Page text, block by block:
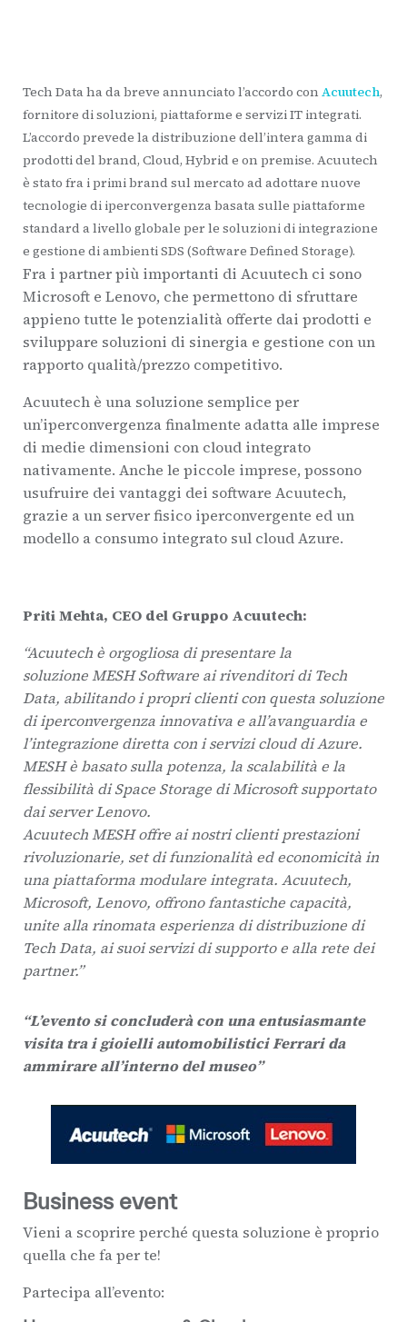
Tech Data ha da breve annunciato l’accordo con Acuutech,
fornitore di soluzioni, piattaforme e servizi IT integrati.
L’accordo prevede la distribuzione dell’intera gamma di
prodotti del brand, Cloud, Hybrid e on premise. Acuutech
è stato fra i primi brand sul mercato ad adottare nuove
tecnologie di iperconvergenza basata sulle piattaforme
standard a livello globale per le soluzioni di integrazione
e gestione di ambienti SDS (Software Defined Storage).
Fra i partner più importanti di Acuutech ci sono
Microsoft e Lenovo, che permettono di sfruttare
appieno tutte le potenzialità offerte dai prodotti e
sviluppare soluzioni di sinergia e gestione con un
rapporto qualità/prezzo competitivo.
Acuutech è una soluzione semplice per
un’iperconvergenza finalmente adatta alle imprese
di medie dimensioni con cloud integrato
nativamente. Anche le piccole imprese, possono
usufruire dei vantaggi dei software Acuutech,
grazie a un server fisico iperconvergente ed un
modello a consumo integrato sul cloud Azure.
Priti Mehta, CEO del Gruppo Acuutech:​
“Acuutech è orgogliosa di presentare la
soluzione MESH Software ai rivenditori di Tech
Data, abilitando i propri clienti con questa soluzione
di iperconvergenza innovativa e all’avanguardia e
l’integrazione diretta con i servizi cloud di Azure.
MESH è basato sulla potenza, la scalabilità e la
flessibilità di Space Storage di Microsoft supportato
dai server Lenovo.
Acuutech MESH offre ai nostri clienti prestazioni
rivoluzionarie, set di funzionalità ed economicità in
una piattaforma modulare integrata. Acuutech,
Microsoft, Lenovo, offrono fantastiche capacità,
unite alla rinomata esperienza di distribuzione di
Tech Data, ai suoi servizi di supporto e alla rete dei
partner.”
“L’evento si concluderà con una entusiasmante
visita tra i gioielli automobilistici Ferrari da
ammirare all’interno del museo”
Business event
Vieni a scoprire perché questa soluzione è proprio
quella che fa per te!
Partecipa all’evento: